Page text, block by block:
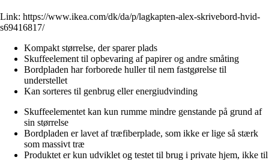
Link: https://www.ikea.com/dk/da/p/lagkapten-alex-skrivebord-hvid-
s69416817/
Kompakt størrelse, der sparer plads
Skuffeelement til opbevaring af papirer og andre småting
Bordpladen har forborede huller til nem fastgørelse til
understellet
Kan sorteres til genbrug eller energiudvinding
Skuffeelementet kan kun rumme mindre genstande på grund af
sin størrelse
Bordpladen er lavet af træfiberplade, som ikke er lige så stærk
som massivt træ
Produktet er kun udviklet og testet til brug i private hjem, ikke til